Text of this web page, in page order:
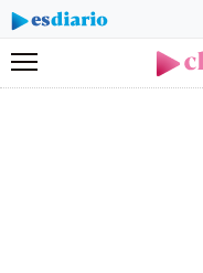
Menú